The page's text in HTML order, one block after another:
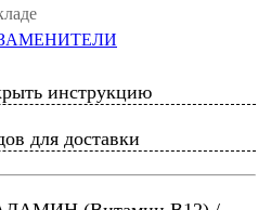
ЗАМЕНИТЕЛИ
инструкцию
для доставки